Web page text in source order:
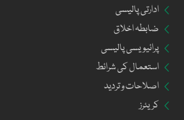
ادارتی پالیسی
ضابطہ اخلاق
پرائیویسی پالیسی
استعمال کی شرائط
اصلاحات و تردید
کریئرز